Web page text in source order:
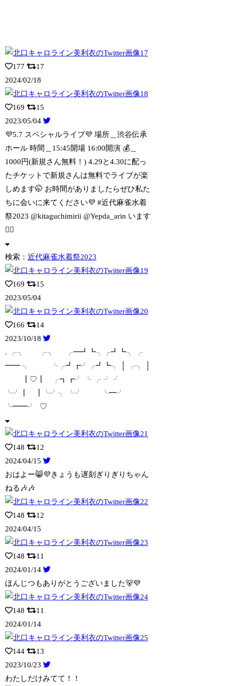
177
17
2024/02/18
169
15
2023/05/04
💜5.7 スペシャルライブ💜 場所＿渋谷伝承
ホール 時間＿15:45開場 16:00開演 💰＿
1000円(新規さん無料！) 4.29と4.30に配っ
たチケットで新規さんは無料でライブが楽
しめます🤭 お時間がありましたらぜひ私た
ちに会いに来てください💜 #近代麻雀水着
祭2023 @kitaguchimirii @Yepda_arin います
🙆‍♀️
検索：近代麻雀水着祭2023
169
15
2023/05/04
166
14
2023/10/18
. ╭╮ ╭╮ ╭━┛┗╮╭┛┗╮ ╭
━━ ╮
⁠ ⁠ ╰╭┛┏╯╭┛┗╮ │ ╭╮ │
┃♡┃ ╭┓┏╯ ╰ ╭ ╯ ╯
╰╯┃ ┃╰╯╮ ╰╯ ╰━╯
╰━━╯ ♡
148
12
2024/04/15
おはよー😸💜きょうも遅刻ぎりぎりちゃん
ねる🎶🎶
148
12
2024/04/15
148
11
2024/01/14
ほんじつもありがとうございました🐻‍💜
148
11
2024/01/14
144
13
2023/10/23
わたしだけみてて！！